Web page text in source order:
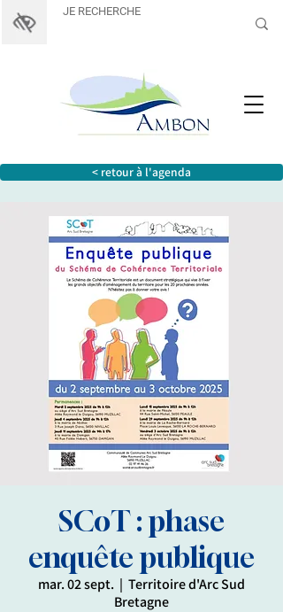
< retour à l'agenda
SCoT : phase
enquête publique
mar. 02 sept.
  |
Territoire d'Arc Sud
Bretagne